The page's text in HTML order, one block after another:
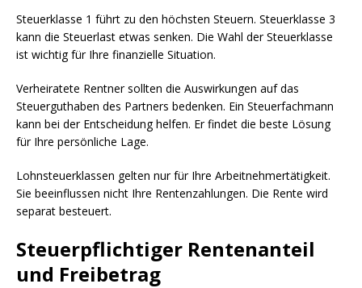
Steuerklasse 1 führt zu den höchsten Steuern. Steuerklasse 3
kann die Steuerlast etwas senken. Die Wahl der Steuerklasse
ist wichtig für Ihre finanzielle Situation.
Verheiratete Rentner sollten die Auswirkungen auf das
Steuerguthaben des Partners bedenken. Ein Steuerfachmann
kann bei der Entscheidung helfen. Er findet die beste Lösung
für Ihre persönliche Lage.
Lohnsteuerklassen gelten nur für Ihre Arbeitnehmertätigkeit.
Sie beeinflussen nicht Ihre Rentenzahlungen. Die Rente wird
separat besteuert.
Steuerpflichtiger Rentenanteil
und Freibetrag